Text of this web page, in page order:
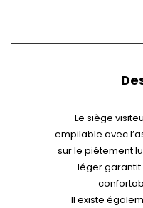
Le siège
empilable avec
sur le piétement
léger garantit
Il existe